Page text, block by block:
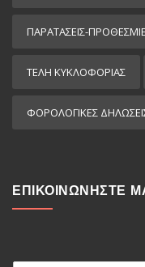
ΠΑΡΑΤΑΣΕΙΣ-
ΤΕΛΗ ΚΥΚΛΟΦΟΡΙΑΣ
ΦΟΡΟΛΟΓΙΚΕΣ
ΕΠΙΚΟΙΝΩΝΗΣΤΕ